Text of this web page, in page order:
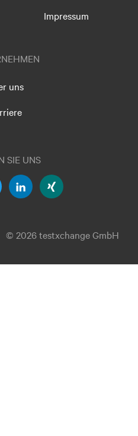
Impressum
uns
SIE UNS
© 2026 testxchange GmbH